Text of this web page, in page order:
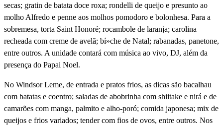
secas; gratin de batata doce roxa; rondelli de queijo e presunto ao
molho Alfredo e penne aos molhos pomodoro e bolonhesa. Para a
sobremesa, torta Saint Honoré; rocambole de laranja; carolina
recheada com creme de avelã; bí»che de Natal; rabanadas, panetone,
entre outros. A unidade contará com música ao vivo, DJ, além da
presença do Papai Noel.
No Windsor Leme, de entrada e pratos frios, as dicas são bacalhau
com batatas e coentro; saladas de abobrinha com shiitake e nirá e de
camarões com manga, palmito e alho-poró; comida japonesa; mix de
queijos e frios variados; tender com fios de ovos, entre outros. Nos